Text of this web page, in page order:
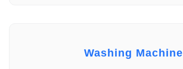
Washing Machine